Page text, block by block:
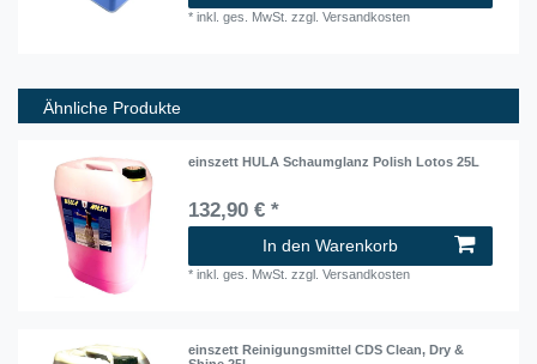
*inkl. ges. MwSt. zzgl.Versandkosten
Ähnliche Produkte
einszett HULA Schaumglanz Polish Lotos 25L
132,90 € *
In den Warenkorb
*inkl. ges. MwSt. zzgl.Versandkosten
einszett Reinigungsmittel CDS Clean, Dry &